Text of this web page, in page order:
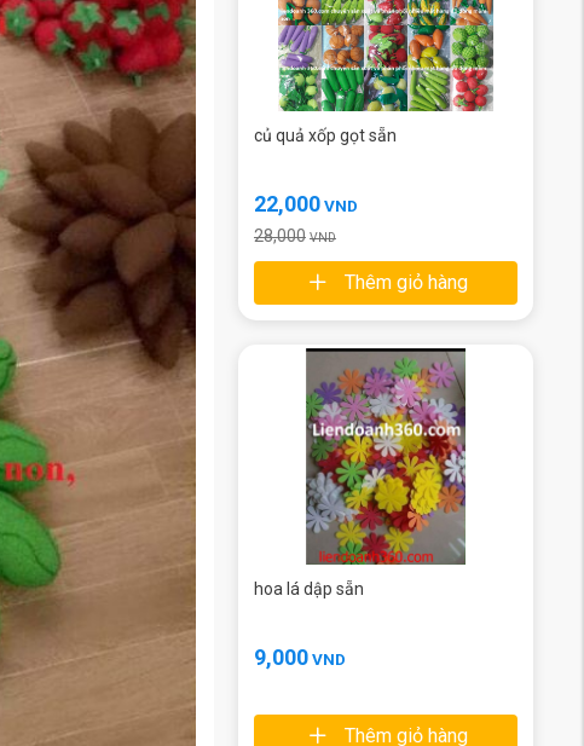
củ quả xốp gọt sẵn
22,000VND
28,000 VND
Thêm giỏ hàng
hoa lá dập sẵn
9,000VND
Thêm giỏ hàng